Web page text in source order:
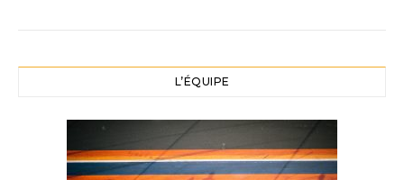
L’ÉQUIPE